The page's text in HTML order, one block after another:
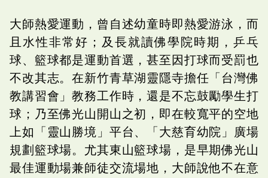
大師熱愛運動，曾自述幼童時即熱愛游泳，而
且水性非常好；及長就讀佛學院時期，乒乓
球、籃球都是運動首選，甚至因打球而受罰也
不改其志。在新竹青草湖靈隱寺擔任「台灣佛
教講習會」教務工作時，還是不忘鼓勵學生打
球；乃至佛光山開山之初，即在較寬平的空地
上如「靈山勝境」平台、「大慈育幼院」廣場
規劃籃球場。尤其東山籃球場，是早期佛光山
最佳運動場兼師徒交流場地，大師說他不在意